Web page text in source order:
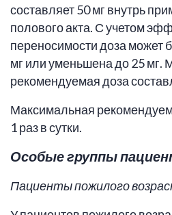
составляет 50 мг внутрь
полового акта. С учетом
переносимости доза может
мг или уменьшена до 25 мг.
рекомендуемая доза
Максимальная
1 раз в сутки.
Особые группы
Пациенты пожилого